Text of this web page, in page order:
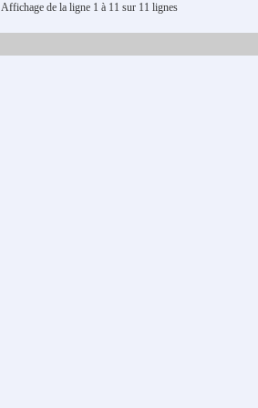
Affichage de la ligne 1 à 11 sur 11 lignes